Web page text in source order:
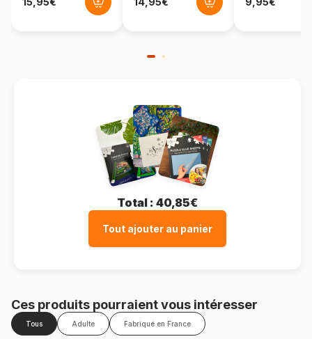
Total : 40,85€
Tout ajouter au panier
Ces produits pourraient vous intéresser
Tous Adulte Fabriqué en France